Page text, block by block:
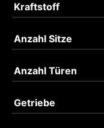
Kraftstoff
Anzahl Sitze
Anzahl Türen
Getriebe